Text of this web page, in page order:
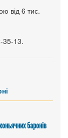
від 6 тис.
35-13.
баронів